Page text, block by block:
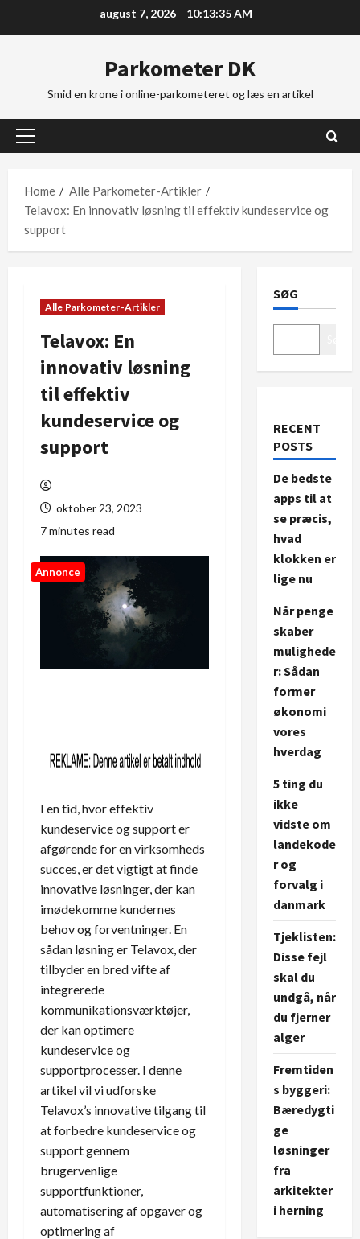
august 7, 2026 10:13:36 AM
Parkometer DK
Smid en krone i online-parkometeret og læs en artikel
Primary
Home
Alle Parkometer-Artikler
Telavox: En innovativ løsning til effektiv kundeservice og
support
Alle Parkometer-Artikler
Telavox: En
innovativ løsning
til effektiv
kundeservice og
support
oktober 23, 2023
7 minutes read
Annonce
I en tid, hvor effektiv
kundeservice og support er
afgørende for en virksomheds
succes, er det vigtigt at finde
innovative løsninger, der kan
imødekomme kundernes
behov og forventninger. En
sådan løsning er Telavox, der
tilbyder en bred vifte af
integrerede
kommunikationsværktøjer,
der kan optimere
kundeservice og
supportprocesser. I denne
artikel vil vi udforske
Telavox’s innovative tilgang til
at forbedre kundeservice og
support gennem
brugervenlige
supportfunktioner,
automatisering af opgaver og
optimering af
SØG
RECENT
POSTS
De bedste
apps til at
se præcis,
hvad
klokken er
lige nu
Når penge
skaber
mulighede
r: Sådan
former
økonomi
vores
hverdag
5 ting du
ikke
vidste om
landekode
r og
forvalg i
danmark
Tjeklisten:
Disse fejl
skal du
undgå, når
du fjerner
alger
Fremtiden
s byggeri:
Bæredygti
ge
løsninger
fra
arkitekter
i herning